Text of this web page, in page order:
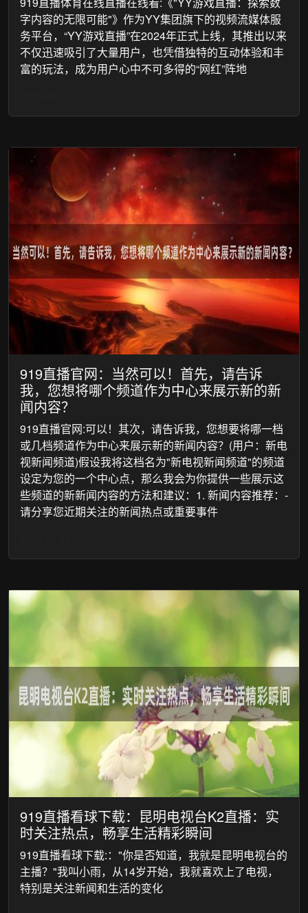
字内容的无限可能"》作为YY集团旗下的视频流媒体服
务平台，“YY游戏直播”在2024年正式上线，其推出以来
不仅迅速吸引了大量用户，也凭借独特的互动体验和丰
富的玩法，成为用户心中不可多得的“网红”阵地
919直播官网：当然可以！首先，请告诉
我，您想将哪个频道作为中心来展示新的新
闻内容？
919直播官网:可以！其次，请告诉我，您想要将哪一档
或几档频道作为中心来展示新的新闻内容？(用户：新电
视新闻频道)假设我将这档名为"新电视新闻频道"的频道
设定为您的一个中心点，那么我会为你提供一些展示这
些频道的新新闻内容的方法和建议：1. 新闻内容推荐：-
请分享您近期关注的新闻热点或重要事件
919直播看球下载：昆明电视台K2直播：实
时关注热点，畅享生活精彩瞬间
919直播看球下载:："你是否知道，我就是昆明电视台的
主播？"我叫小雨，从14岁开始，我就喜欢上了电视，
特别是关注新闻和生活的变化